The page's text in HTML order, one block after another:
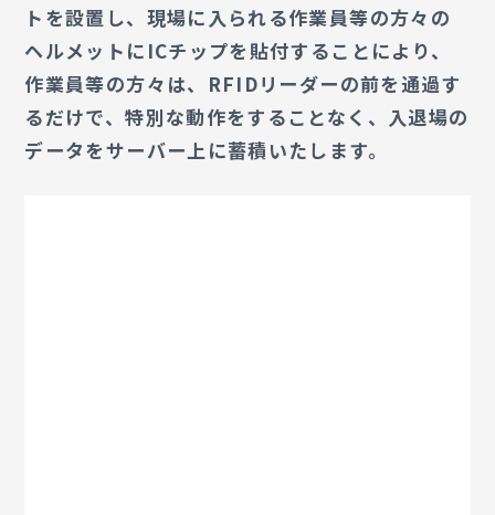
トを設置し、現場に入られる作業員等の方々の
ヘルメットにICチップを貼付することにより、
作業員等の方々は、RFIDリーダーの前を通過す
るだけで、特別な動作をすることなく、入退場の
データをサーバー上に蓄積いたします。